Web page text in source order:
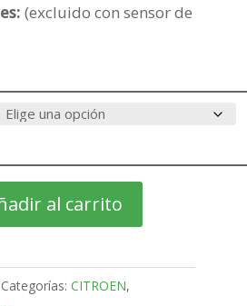
(excluido con sensor de
al carrito
Categorías: CITROEN,